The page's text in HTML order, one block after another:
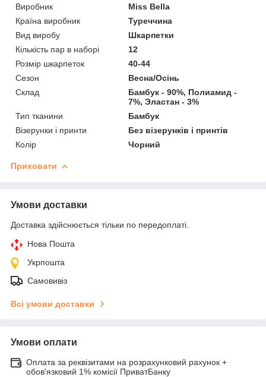
Виробник
Miss Bella
Країна виробник
Туреччина
Вид виробу
Шкарпетки
Кількість пар в наборі
12
Розмір шкарпеток
40-44
Сезон
Весна/Осінь
Склад
Бамбук - 90%, Полиамид -
7%, Эластан - 3%
Тип тканини
Бамбук
Візерунки і принти
Без візерунків і принтів
Колір
Чорний
Приховати
Умови доставки
Доставка здійснюється тільки по передоплаті.
Нова Пошта
Укрпошта
Самовивіз
Всі умови доставки
Умови оплати
Оплата за реквізитами на розрахунковий рахунок +
обов'язковий 1% комісії ПриватБанку